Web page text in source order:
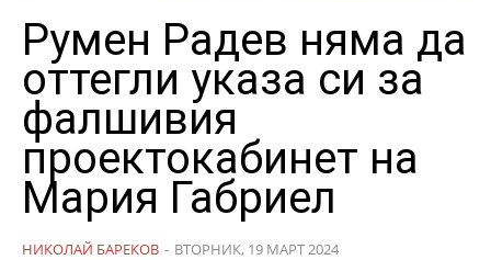
Румен Радев няма да
оттегли указа си за
фалшивия
проектокабинет на
Мария Габриел
НИКОЛАЙ БАРЕКОВ - ВТОРНИК, 19 МАРТ 2024